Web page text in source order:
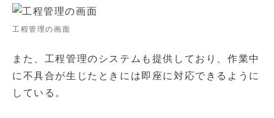
工程管理の画面
また、工程管理のシステムも提供しており、作業中
に不具合が生じたときには即座に対応できるように
している。